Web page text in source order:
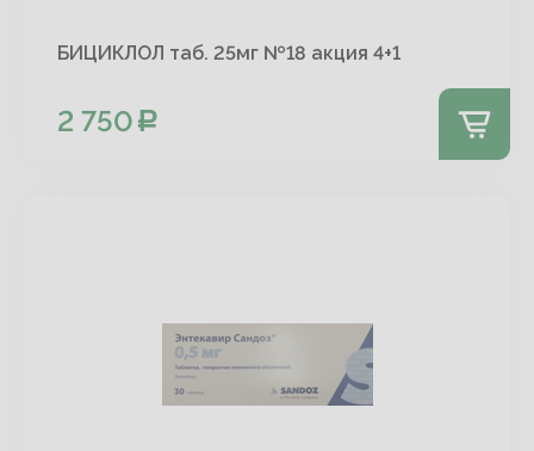
БИЦИКЛОЛ таб. 25мг №18 акция 4+1
2 750